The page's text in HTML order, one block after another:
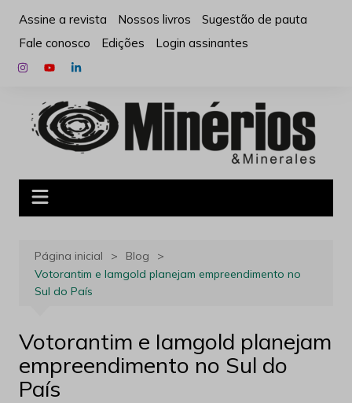
para
conteúdo
Assine a revista Nossos livros
Sugestão de pauta
Fale conosco
Edições Login assinantes
Página inicial
Blog
Votorantim e Iamgold planejam empreendimento no
Sul do País
Votorantim e Iamgold planejam
empreendimento no Sul do
País